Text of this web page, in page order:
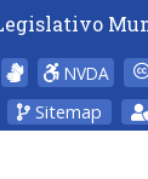
NVDA
Sitemap